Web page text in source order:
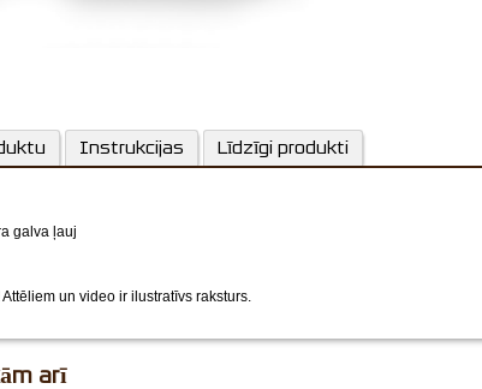
Instrukcijas Līdzīgi produkti
galva ļauj
Attēliem un video ir ilustratīvs raksturs.
arī